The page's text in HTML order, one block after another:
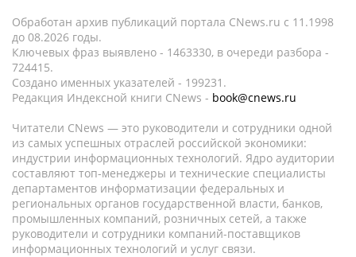
Обработан архив публикаций портала CNews.ru c 11.1998
до 08.2026 годы.
Ключевых фраз выявлено - 1463330, в очереди разбора -
724415.
Создано именных указателей - 199231.
Редакция Индексной книги CNews - book@cnews.ru
Читатели CNews — это руководители и сотрудники одной
из самых успешных отраслей российской экономики:
индустрии информационных технологий. Ядро аудитории
составляют топ-менеджеры и технические специалисты
департаментов информатизации федеральных и
региональных органов государственной власти, банков,
промышленных компаний, розничных сетей, а также
руководители и сотрудники компаний-поставщиков
информационных технологий и услуг связи.